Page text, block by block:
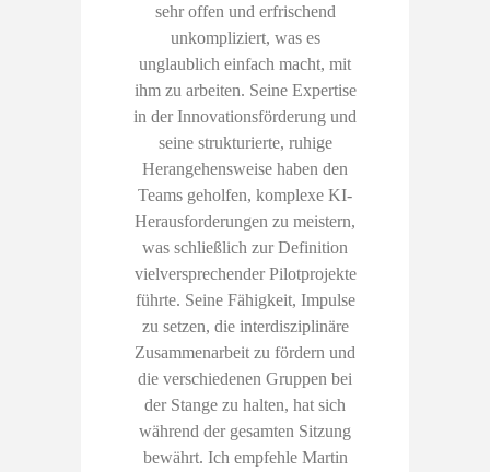
sehr offen und erfrischend
unkompliziert, was es
unglaublich einfach macht, mit
ihm zu arbeiten. Seine Expertise
in der Innovationsförderung und
seine strukturierte, ruhige
Herangehensweise haben den
Teams geholfen, komplexe KI-
Herausforderungen zu meistern,
was schließlich zur Definition
vielversprechender Pilotprojekte
führte. Seine Fähigkeit, Impulse
zu setzen, die interdisziplinäre
Zusammenarbeit zu fördern und
die verschiedenen Gruppen bei
der Stange zu halten, hat sich
während der gesamten Sitzung
bewährt. Ich empfehle Martin